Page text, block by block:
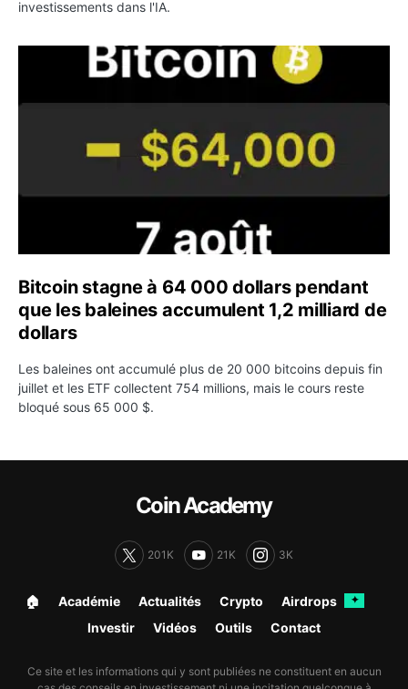
investissements dans l'IA.
Bitcoin stagne à 64 000 dollars pendant que les
Bitcoin stagne à 64 000 dollars pendant
que les baleines accumulent 1,2 milliard de
dollars
Les baleines ont accumulé plus de 20 000 bitcoins depuis fin
juillet et les ETF collectent 754 millions, mais le cours reste
bloqué sous 65 000 $.
Coin Academy
201K 21K 3K
🏠︎ Académie Actualités Crypto Airdrops ✦
Investir Vidéos Outils Contact
Ce site et les informations qui y sont publiées ne constituent en aucun